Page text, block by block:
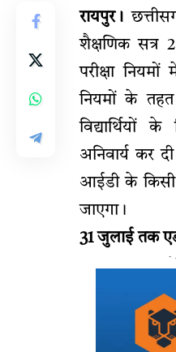
रायपुर।
शैक्षणिक सत्र
परीक्षा
नियमों के
विद्यार्थियों
अनिवार्य कर
आईडी के किसी
जाएगा।
31 जुलाई तक
-